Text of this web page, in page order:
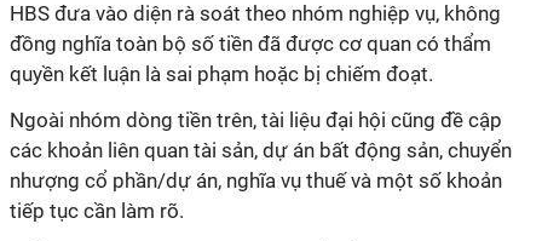
HBS đưa vào diện rà soát theo nhóm nghiệp vụ, không
đồng nghĩa toàn bộ số tiền đã được cơ quan có thẩm
quyền kết luận là sai phạm hoặc bị chiếm đoạt.
Ngoài nhóm dòng tiền trên, tài liệu đại hội cũng đề cập
các khoản liên quan tài sản, dự án bất động sản, chuyển
nhượng cổ phần/dự án, nghĩa vụ thuế và một số khoản
tiếp tục cần làm rõ.